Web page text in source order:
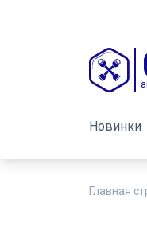
Новинки
Главная